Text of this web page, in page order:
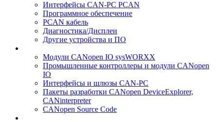
Интерфейсы CAN-PC PCAN
Программное обеспечение
PCAN кабель
Диагностика/Дисплеи
Другие устройства и ПО
Модули CANopen IO sysWORXX
Промышленные контроллеры и модули CANopen
IO
Интерфейсы и шлюзы CAN-PC
Пакеты разработки CANopen DeviceExplorer,
CANinterpreter
CANopen Source Code